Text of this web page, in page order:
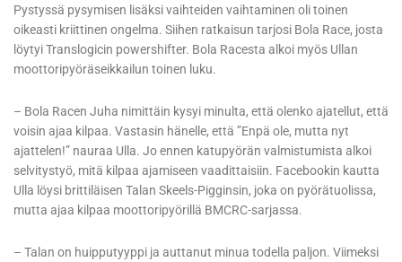
Pystyssä pysymisen lisäksi vaihteiden vaihtaminen oli toinen
oikeasti kriittinen ongelma. Siihen ratkaisun tarjosi Bola Race, josta
löytyi Translogicin powershifter. Bola Racesta alkoi myös Ullan
moottoripyöräseikkailun toinen luku.
– Bola Racen Juha nimittäin kysyi minulta, että olenko ajatellut, että
voisin ajaa kilpaa. Vastasin hänelle, että ”Enpä ole, mutta nyt
ajattelen!” nauraa Ulla. Jo ennen katupyörän valmistumista alkoi
selvitystyö, mitä kilpaa ajamiseen vaadittaisiin. Facebookin kautta
Ulla löysi brittiläisen Talan Skeels-Pigginsin, joka on pyörätuolissa,
mutta ajaa kilpaa moottoripyörillä BMCRC-sarjassa.
– Talan on huipputyyppi ja auttanut minua todella paljon. Viimeksi